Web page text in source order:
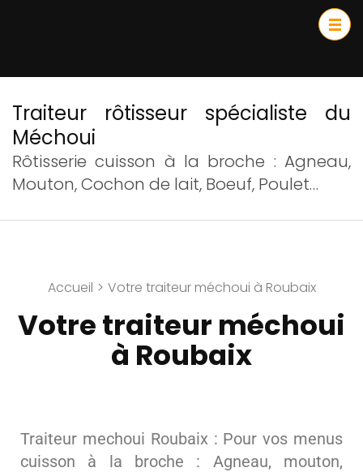
Traiteur rôtisseur spécialiste du
Méchoui
Rôtisserie cuisson à la broche : Agneau,
Mouton, Cochon de lait, Boeuf, Poulet…
Accueil > Votre traiteur méchoui à Roubaix
Votre traiteur méchoui
à Roubaix
Traiteur mechoui Roubaix : Pour vos menus
cuisson à la broche : Agneau, mouton,